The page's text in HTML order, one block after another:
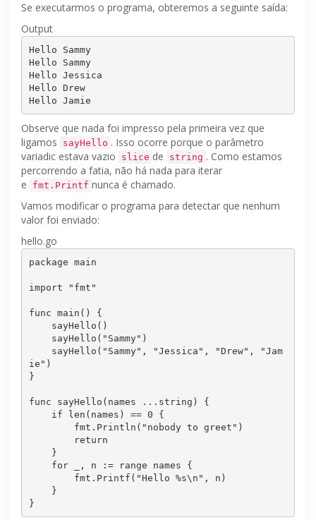
Se executarmos o programa, obteremos a seguinte saída:
Output
Hello Sammy
Hello Sammy
Hello Jessica
Hello Drew
Observe que nada foi impresso pela primeira vez que
ligamos
sayHello . Isso ocorre porque o parâmetro
variadic estava vazio
slice de string . Como estamos
percorrendo a fatia, não há nada para iterar
e
fmt.Printf nunca é chamado.
Vamos modificar o programa para detectar que nenhum
valor foi enviado:
hello.go
package main
import "fmt"
func main() {
    sayHello(
"Sammy" )
    sayHello(
"Sammy" , "Jessica" , "Drew" ,
"Jam
ie" )
}
func sayHello(names ...string) {
if len(names) == 0 {
        fmt.Println(
"nobody to greet" )
return
for _, n := range names {
        fmt.Printf(
"Hello %s\n" , n)